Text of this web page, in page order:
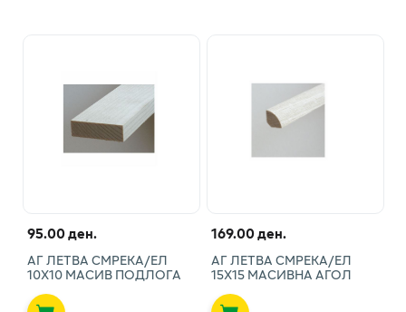
95.00 ден.
АГ ЛЕТВА СМРЕКА/ЕЛ
10X10 МАСИВ ПОДЛОГА
169.00 ден.
АГ ЛЕТВА СМРЕКА/ЕЛ
15X15 МАСИВНА АГОЛ